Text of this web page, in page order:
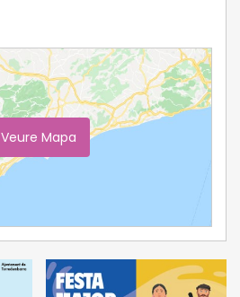
Veure Mapa